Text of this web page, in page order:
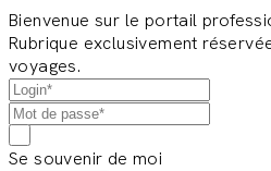
Bienvenue sur le portail
Rubrique exclusivement
voyages.
Se souvenir de moi